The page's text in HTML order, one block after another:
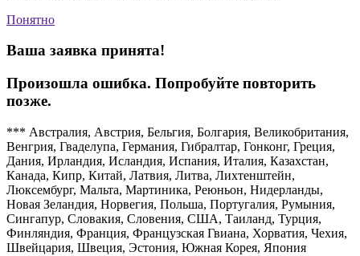
Понятно
Ваша заявка принята!
Произошла ошибка. Попробуйте повторить
позже.
*** Австралия, Австрия, Бельгия, Болгария, Великобритания,
Венгрия, Гваделупа, Германия, Гибралтар, Гонконг, Греция,
Дания, Ирландия, Исландия, Испания, Италия, Казахстан,
Канада, Кипр, Китай, Латвия, Литва, Лихтенштейн,
Люксембург, Мальта, Мартиника, Реюньон, Нидерланды,
Новая Зеландия, Норвегия, Польша, Португалия, Румыния,
Сингапур, Словакия, Словения, США, Таиланд, Турция,
Финляндия, Франция, Французская Гвиана, Хорватия, Чехия,
Швейцария, Швеция, Эстония, Южная Корея, Япония